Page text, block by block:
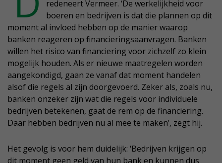
redeneert Vermeer. ‘De werkelijkheid voor
boeren en bedrijven is dat die plannen op dit
moment al invloed hebben op de manier waarop
banken reageren op financieringsaanvragen. Banken
willen het risico van financiering voor zichzelf zo klein
mogelijk houden. Als er nieuwe maatregelen worden
aangekondigd, gaan ze vanaf dat moment handelen
alsof die regels al zijn doorgevoerd. Zeker als, zoals nu,
banken onzeker zijn wat die regels voor individuele
bedrijven betekenen, gaat de rem op de financiering.
Daar hebben bedrijven nu al mee te maken’, zegt hij.
Het gevolg is voor hem duidelijk: ‘Bedrijven krijgen op
dit moment geen geld van hun bank en kunnen dus